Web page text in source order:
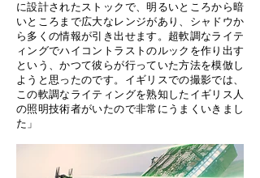
に設計されたストックで、明るいところから暗
いところまで広大なレンジがあり、シャドウか
ら多くの情報が引き出せます。超軟調なライテ
ィングでハイコントラストのルックを作り出す
という、かつて彼らが行っていた方法を模倣し
ようと思ったのです。イギリスでの撮影では、
この軟調なライティングを熟知したイギリス人
の照明技術者がいたので非常にうまくいきまし
た」